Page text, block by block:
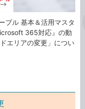
ブル 基本＆活用マスタ
365対応』の動
エリアの変更」につい